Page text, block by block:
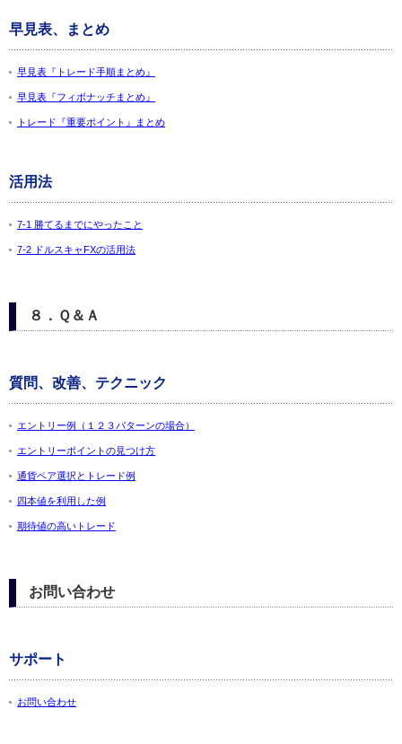
早見表、まとめ
早見表『トレード手順まとめ』
早見表『フィボナッチまとめ』
トレード『重要ポイント』まとめ
活用法
7-1 勝てるまでにやったこと
7-2 ドルスキャFXの活用法
８．Ｑ＆Ａ
質問、改善、テクニック
エントリー例（１２３パターンの場合）
エントリーポイントの見つけ方
通貨ペア選択とトレード例
四本値を利用した例
期待値の高いトレード
お問い合わせ
サポート
お問い合わせ